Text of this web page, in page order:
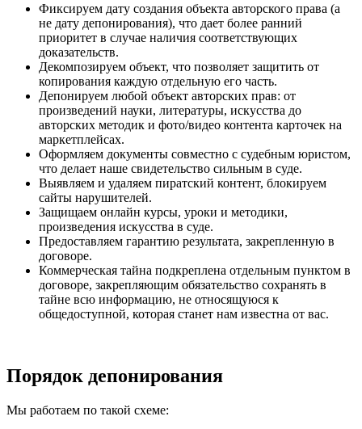
Фиксируем дату создания объекта авторского права (а
не дату депонирования), что дает более ранний
приоритет в случае наличия соответствующих
доказательств.
Декомпозируем объект, что позволяет защитить от
копирования каждую отдельную его часть.
Депонируем любой объект авторских прав: от
произведений науки, литературы, искусства до
авторских методик и фото/видео контента карточек на
маркетплейсах.
Оформляем документы совместно с судебным юристом,
что делает наше свидетельство сильным в суде.
Выявляем и удаляем пиратский контент, блокируем
сайты нарушителей.
Защищаем онлайн курсы, уроки и методики,
произведения искусства в суде.
Предоставляем гарантию результата, закрепленную в
договоре.
Коммерческая тайна подкреплена отдельным пунктом в
договоре, закрепляющим обязательство сохранять в
тайне всю информацию, не относящуюся к
общедоступной, которая станет нам известна от вас.
Порядок депонирования
Мы работаем по такой схеме: